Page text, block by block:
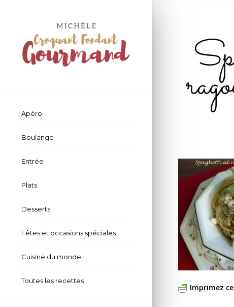
Apéro
Boulange
Entrée
Plats
Desserts
Fêtes et occasions spéciales
Cuisine du monde
Toutes les recettes
Imprimez